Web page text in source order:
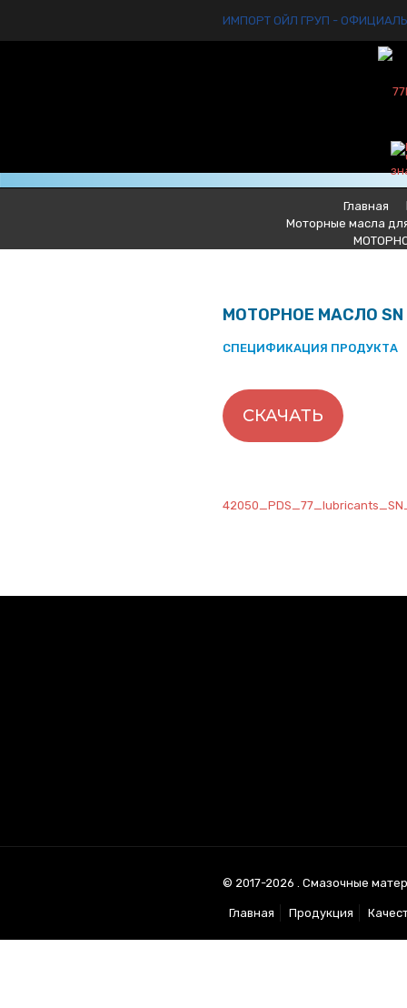
ИМПОРТ ОЙЛ ГРУП -
Главная
Моторные масла
МОТОРНОЕ МАСЛО SN
СПЕЦИФИКАЦИЯ ПРОДУКТА
СКАЧАТЬ
© 2017-2026 . Смазочные
Главная Продукция